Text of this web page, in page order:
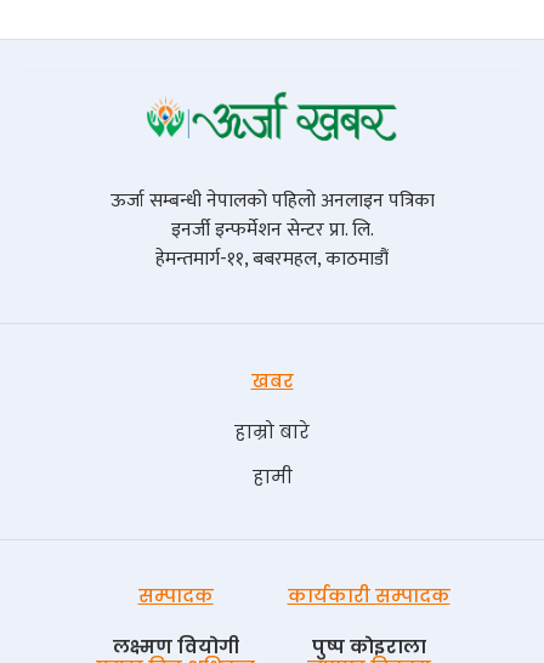
ऊर्जा सम्बन्धी नेपालको पहिलो अनलाइन पत्रिका
इनर्जी इन्फर्मेशन सेन्टर प्रा. लि.
हेमन्तमार्ग-११, बबरमहल, काठमाडौं
खबर
हाम्रो बारे
हामी
सम्पादक
लक्ष्मण वियोगी
कार्यकारी सम्पादक
पुष्प काेइराला